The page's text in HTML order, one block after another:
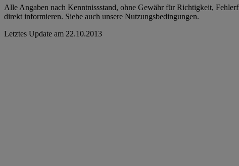
Alle Angaben nach Kenntnissstand, ohne Gewähr für Richtigkeit,
direkt informieren. Siehe auch unsere Nutzungsbedingungen.
Letztes Update am 22.10.2013